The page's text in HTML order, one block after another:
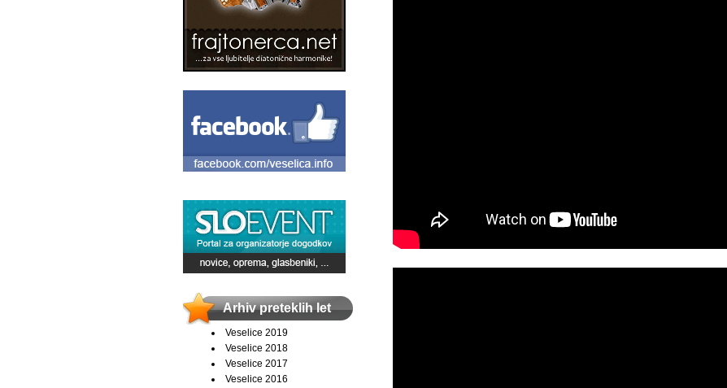
Arhiv preteklih let
Veselice 2019
Veselice 2018
Veselice 2017
Veselice 2016